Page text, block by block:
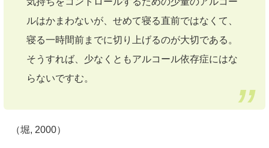
ルはかまわないが、せめて寝る直前ではなくて、
寝る一時間前までに切り上げるのが大切である。
そうすれば、少なくともアルコール依存症にはな
らないですむ。
（堀, 2000）